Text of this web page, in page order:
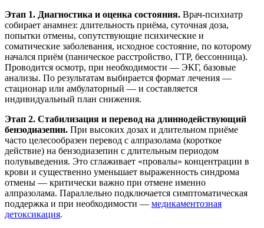
Этап 1. Диагностика и оценка состояния. Врач-психиатр
собирает анамнез: длительность приёма, суточная доза,
попытки отмены, сопутствующие психические и
соматические заболевания, исходное состояние, по которому
начался приём (паническое расстройство, ГТР, бессонница).
Проводится осмотр, при необходимости — ЭКГ, базовые
анализы. По результатам выбирается формат лечения —
стационар или амбулаторный — и составляется
индивидуальный план снижения.
Этап 2. Стабилизация и перевод на длиннодействующий
бензодиазепин. При высоких дозах и длительном приёме
часто целесообразен перевод с алпразолама (короткое
действие) на бензодиазепин с длительным периодом
полувыведения. Это сглаживает «провалы» концентрации в
крови и существенно уменьшает выраженность синдрома
отмены — критически важно при отмене именно
алпразолама. Параллельно подключается симптоматическая
поддержка и при необходимости — медикаментозная
детоксикация.